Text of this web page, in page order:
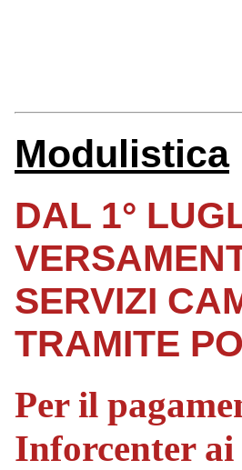
Modulistica
DAL 1°
SERVIZI
TRAMITE
Per il
Inforcenter